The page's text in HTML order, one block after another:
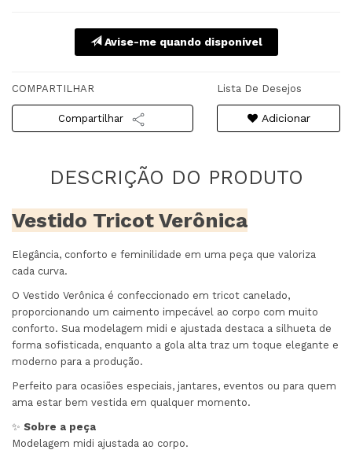
Avise-me quando disponível
COMPARTILHAR
Compartilhar
Lista De Desejos
Adicionar
Vestido Tricot Verônica
Elegância, conforto e feminilidade em uma peça que valoriza
cada curva.
O Vestido Verônica é confeccionado em tricot canelado,
proporcionando um caimento impecável ao corpo com muito
conforto. Sua modelagem midi e ajustada destaca a silhueta de
forma sofisticada, enquanto a gola alta traz um toque elegante e
moderno para a produção.
Perfeito para ocasiões especiais, jantares, eventos ou para quem
ama estar bem vestida em qualquer momento.
✨ Sobre a peça
Modelagem midi ajustada ao corpo.